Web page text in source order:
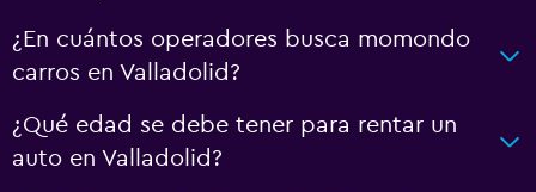
¿En cuántos operadores busca momondo
carros en Valladolid?
¿Qué edad se debe tener para rentar un
auto en Valladolid?